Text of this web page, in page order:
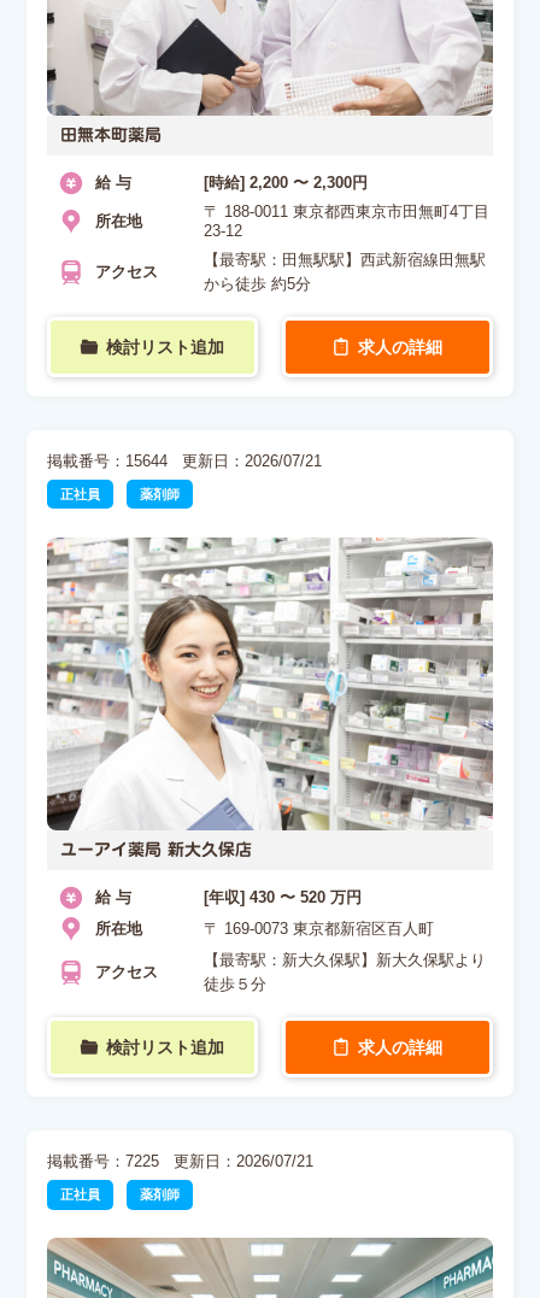
田無本町薬局
給 与 [時給] 2,200 〜 2,300円
所在地
〒 188-0011 東京都西東京市田無町4丁目
23-12
アクセス
【最寄駅：田無駅駅】西武新宿線田無駅
から徒歩 約5分
検討リスト追加 求人の詳細
掲載番号：15644 更新日：2026/07/21
正社員 薬剤師
ユーアイ薬局 新大久保店
給 与
[年収] 430 〜 520 万円
所在地
〒 169-0073 東京都新宿区百人町
アクセス
【最寄駅：新大久保駅】新大久保駅より
徒歩５分
検討リスト追加 求人の詳細
掲載番号：7225 更新日：2026/07/21
正社員 薬剤師